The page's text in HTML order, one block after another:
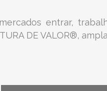
entrar,
DE VALOR®,